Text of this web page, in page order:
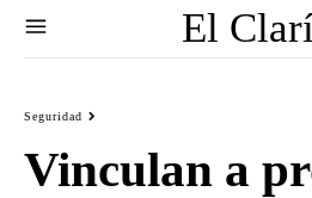
El
Seguridad
Vinculan a